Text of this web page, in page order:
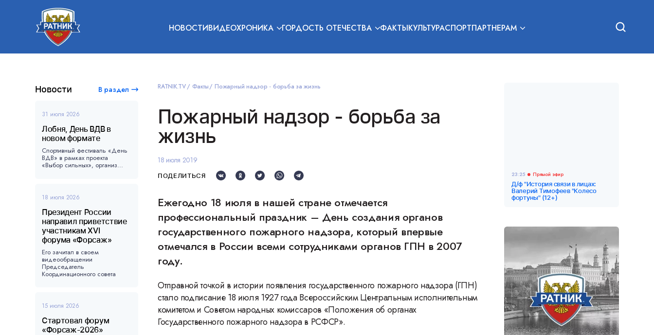
НОВОСТИВИДЕОХРОНИКА ГОРДОСТЬ ОТЕЧЕСТВА ФАКТЫКУЛЬТУРАСПОРТПАРТНЕРАМ
Новости В раздел
31 июля 2026
Лобня, День ВДВ в
новом формате
Спортивный фестиваль «День
ВДВ» в рамках проекта
«Выбор сильных», организ...
18 июля 2026
Президент России
направил приветствие
участникам XVI
форума «Форсаж»
Его зачитал в своем
видеообращении
Председатель
Координационного совета
15 июля 2026
Стартовал форум
«Форсаж-2026»
RATNIK.TV Факты Пожарный надзор - борьба за жизнь
Пожарный надзор - борьба за
жизнь
18 июля 2019
ПОДЕЛИТЬСЯ
Ежегодно 18 июля в нашей стране отмечается
профессиональный праздник – День создания органов
государственного пожарного надзора, который впервые
отмечался в России всеми сотрудниками органов ГПН в 2007
году.
Отправной точкой в истории появления государственного пожарного надзора (ГПН)
стало подписание 18 июля 1927 года Всероссийским Центральным исполнительным
комитетом и Советом народных комиссаров «Положения об органах
Государственного пожарного надзора в РСФСР».
23:25 Прямой эфир
Д/ф "История связи в лицах:
Валерий Тимофеев "Колесо
фортуны" (12+)